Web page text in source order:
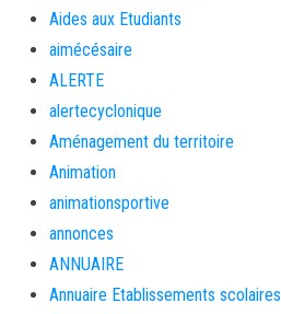
Aides aux Etudiants
aimécésaire
ALERTE
alertecyclonique
Aménagement du territoire
Animation
animationsportive
annonces
ANNUAIRE
Annuaire Etablissements scolaires